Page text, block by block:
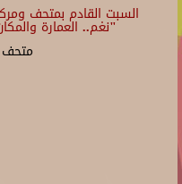
السبت القادم بمتحف
"نغم.. العمارة